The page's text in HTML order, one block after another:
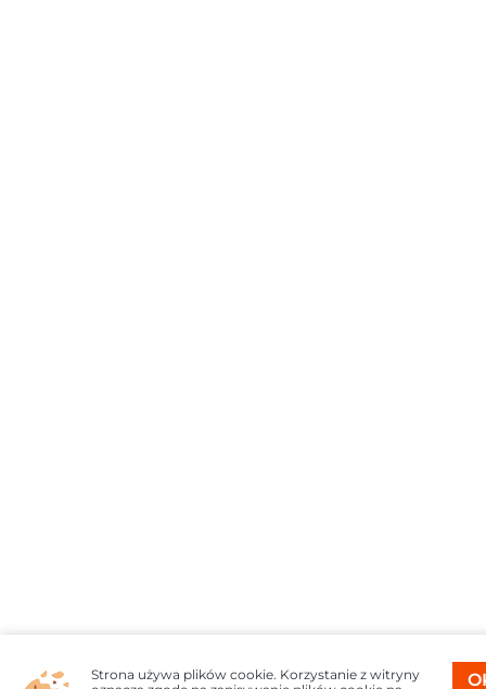
Strona używa plików cookie. Korzystanie z witryny